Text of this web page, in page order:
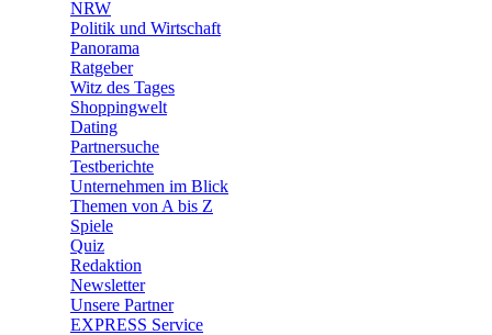
NRW
Politik und Wirtschaft
Panorama
Ratgeber
Witz des Tages
Shoppingwelt
Dating
Partnersuche
Testberichte
Unternehmen im Blick
Themen von A bis Z
Spiele
Quiz
Redaktion
Newsletter
Unsere Partner
EXPRESS Service